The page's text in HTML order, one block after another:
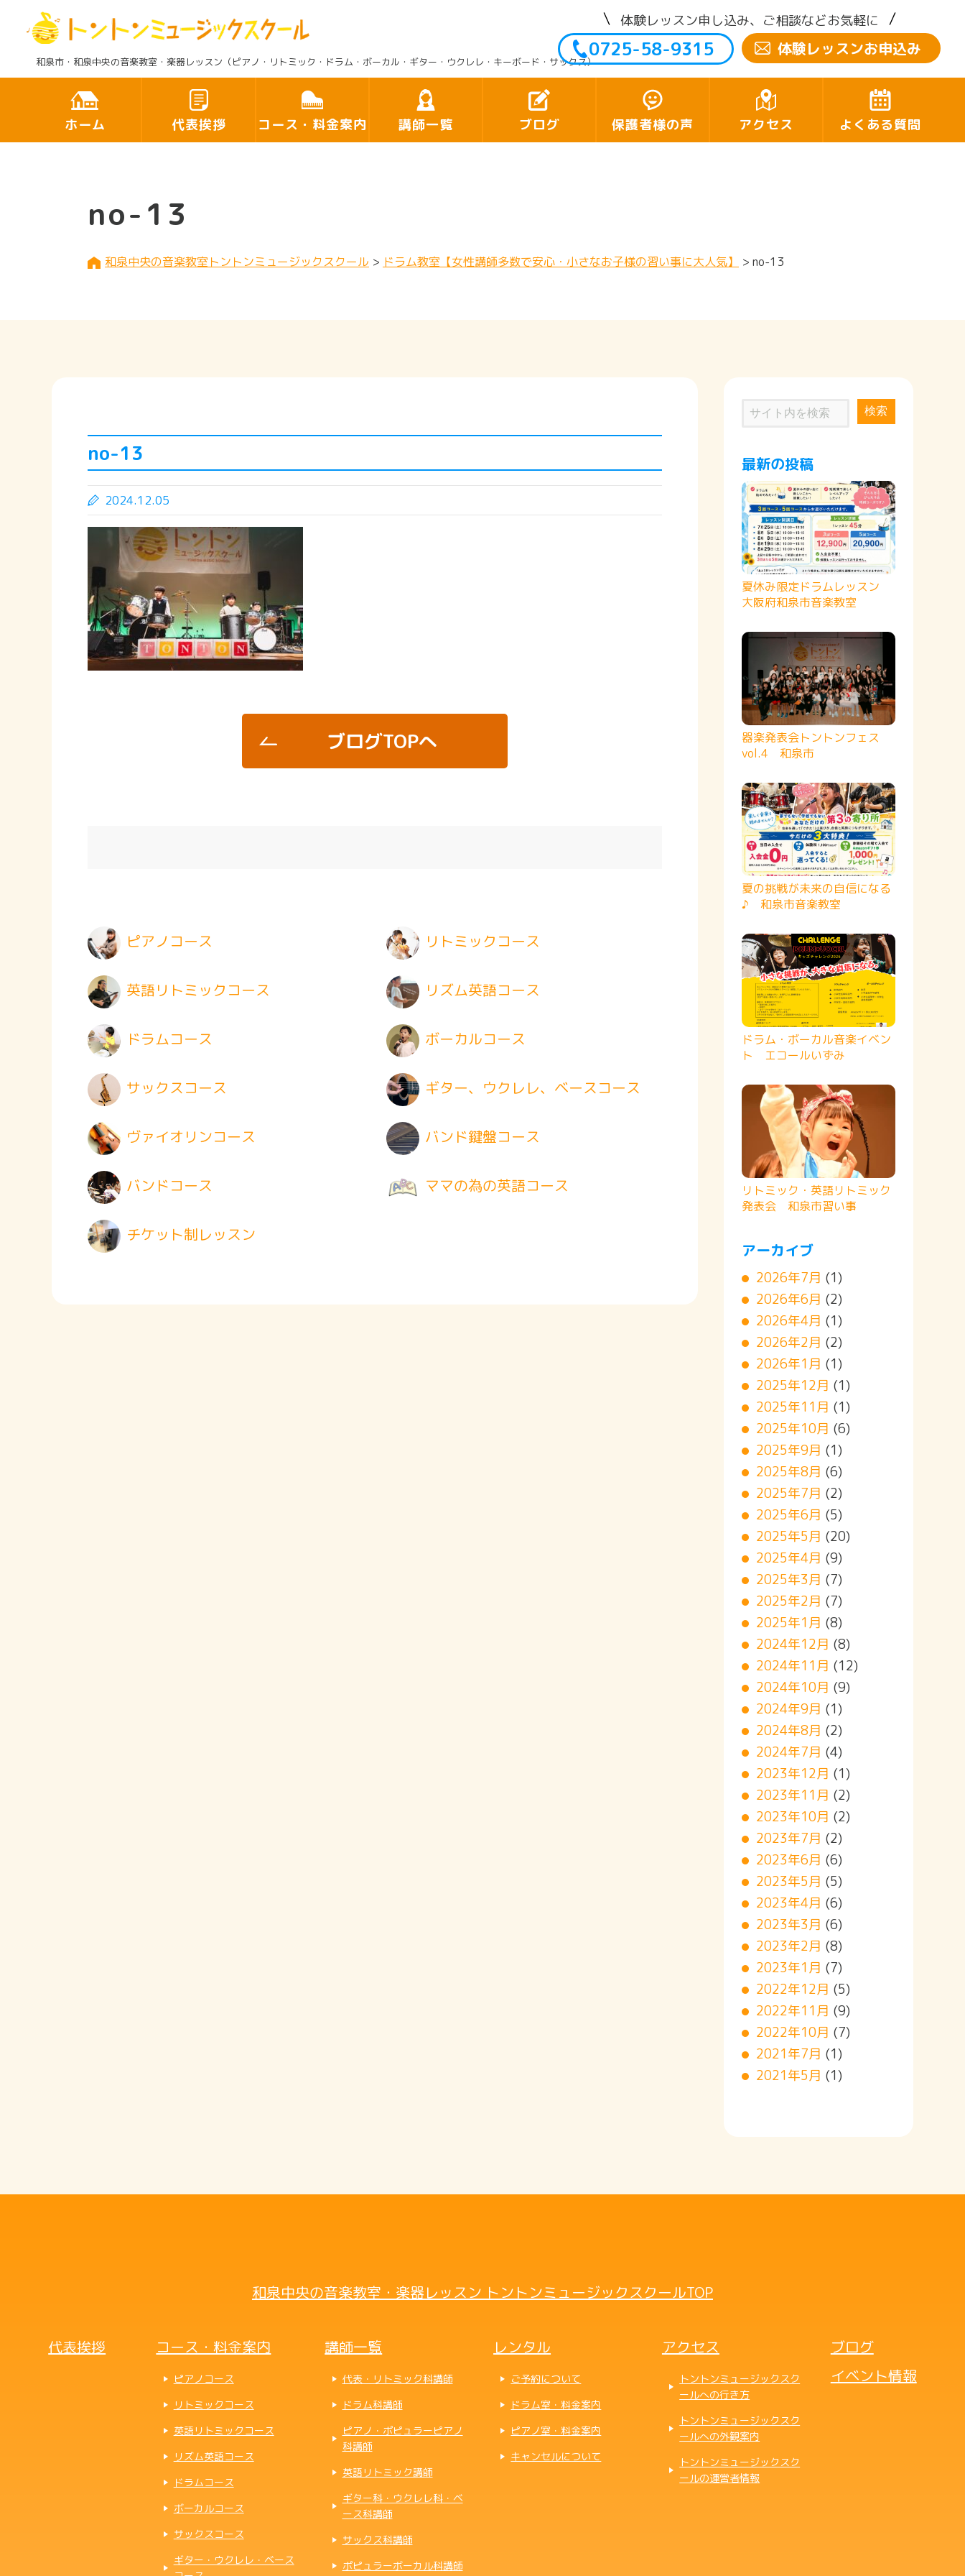
体験レッスン申し込み、ご相談などお気軽に
0725-58-9315 体験レッスンお申込み
和泉市・和泉中央の音楽教室・楽器レッスン（ピアノ・リトミック・ドラム・ボーカル・ギター・ウクレレ・キーボード・サックス）
ホーム 代表挨拶 コース・料金案内 講師一覧 ブログ 保護者様の声 アクセス よくある質問
no-13
和泉中央の音楽教室トントンミュージックスクール > ドラム教室【女性講師多数で安心・小さなお子様の習い事に大人気】 > no-13
no-13
2024.12.05
ブログTOPへ
ピアノコース リトミックコース
英語リトミックコース リズム英語コース
ドラムコース ボーカルコース
サックスコース ギター、ウクレレ、ベースコース
ヴァイオリンコース バンド鍵盤コース
バンドコース ママの為の英語コース
チケット制レッスン
検索
最新の投稿
夏休み限定ドラムレッスン
大阪府和泉市音楽教室
器楽発表会トントンフェス
vol.4 和泉市
夏の挑戦が未来の自信になる
♪ 和泉市音楽教室
ドラム・ボーカル音楽イベン
ト エコールいずみ
リトミック・英語リトミック
発表会 和泉市習い事
アーカイブ
2026年7月 (1)
2026年6月 (2)
2026年4月 (1)
2026年2月 (2)
2026年1月 (1)
2025年12月 (1)
2025年11月 (1)
2025年10月 (6)
2025年9月 (1)
2025年8月 (6)
2025年7月 (2)
2025年6月 (5)
2025年5月 (20)
2025年4月 (9)
2025年3月 (7)
2025年2月 (7)
2025年1月 (8)
2024年12月 (8)
2024年11月 (12)
2024年10月 (9)
2024年9月 (1)
2024年8月 (2)
2024年7月 (4)
2023年12月 (1)
2023年11月 (2)
2023年10月 (2)
2023年7月 (2)
2023年6月 (6)
2023年5月 (5)
2023年4月 (6)
2023年3月 (6)
2023年2月 (8)
2023年1月 (7)
2022年12月 (5)
2022年11月 (9)
2022年10月 (7)
2021年7月 (1)
2021年5月 (1)
和泉中央の音楽教室・楽器レッスン トントンミュージックスクールTOP
代表挨拶 コース・料金案内
ピアノコース
リトミックコース
英語リトミックコース
リズム英語コース
ドラムコース
ボーカルコース
サックスコース
ギター・ウクレレ・ベース
講師一覧
代表・リトミック科講師
ドラム科講師
ピアノ・ポピュラーピアノ
科講師
英語リトミック講師
ギター科・ウクレレ科・ベ
ース科講師
サックス科講師
ポピュラーボーカル科講師
レンタル
ご予約について
ドラム室・料金案内
ピアノ室・料金案内
キャンセルについて
アクセス
トントンミュージックスク
ールへの行き方
トントンミュージックスク
ールへの外観案内
トントンミュージックスク
ールの運営者情報
ブログ
イベント情報